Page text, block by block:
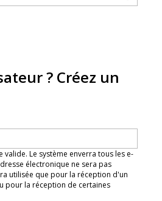
? Créez un
Le système enverra tous les e-
électronique ne sera pas
utilisée que pour la réception d'un
pour la réception de certaines